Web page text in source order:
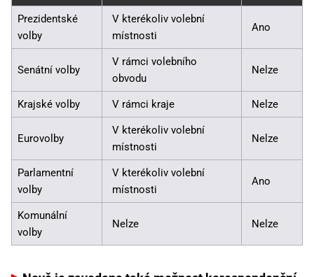
Prezidentské
volby
V kterékoliv volební
místnosti
Ano
Senátní volby
V rámci volebního
obvodu
Nelze
Krajské volby V rámci kraje Nelze
Eurovolby
V kterékoliv volební
místnosti
Nelze
Parlamentní
volby
V kterékoliv volební
místnosti
Ano
Komunální
volby
Nelze Nelze